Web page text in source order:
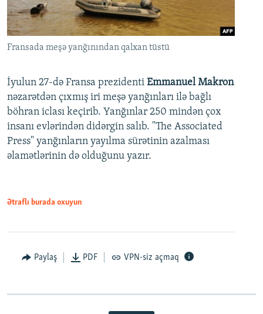
Fransada meşə yanğınından qalxan tüstü
İyulun 27-də Fransa prezidenti Emmanuel Makron
nəzarətdən çıxmış iri meşə yanğınları ilə bağlı
böhran iclası keçirib. Yanğınlar 250 mindən çox
insanı evlərindən didərgin salıb. "The Associated
Press" yanğınların yayılma sürətinin azalması
əlamətlərinin də olduğunu yazır.
Ətraflı burada oxuyun
Paylaş PDF VPN-siz açmaq